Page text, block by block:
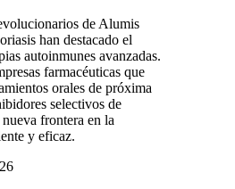
de Alumis
han destacado el
autoinmunes avanzadas.
farmacéuticas que
orales de próxima
selectivos de
frontera en la
y eficaz.